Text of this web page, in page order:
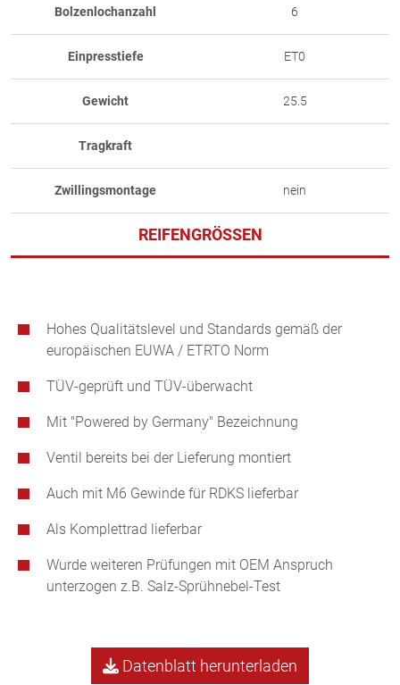
Bolzenlochanzahl 6
Einpresstiefe ET0
Gewicht 25.5
Tragkraft
Zwillingsmontage nein
REIFENGRÖSSEN
Hohes Qualitätslevel und Standards gemäß der
europäischen EUWA / ETRTO Norm
TÜV-geprüft und TÜV-überwacht
Mit "Powered by Germany" Bezeichnung
Ventil bereits bei der Lieferung montiert
Auch mit M6 Gewinde für RDKS lieferbar
Als Komplettrad lieferbar
Wurde weiteren Prüfungen mit OEM Anspruch
unterzogen z.B. Salz-Sprühnebel-Test
Datenblatt herunterladen